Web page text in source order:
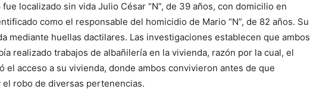
localizado sin vida Julio César “N”, de 39 años, con domicilio en
como el responsable del homicidio de Mario “N”, de 82 años. Su
mediante huellas dactilares. Las investigaciones establecen que ambos
realizado trabajos de albañilería en la vivienda, razón por la cual, el
el acceso a su vivienda, donde ambos convivieron antes de que
robo de diversas pertenencias.